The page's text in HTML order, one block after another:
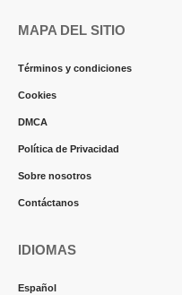
MAPA DEL SITIO
Términos y condiciones
Cookies
DMCA
Política de Privacidad
Sobre nosotros
Contáctanos
IDIOMAS
Español